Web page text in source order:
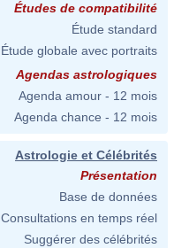
Études de compatibilité
Étude standard
Étude globale avec portraits
Agendas astrologiques
Agenda amour - 12 mois
Agenda chance - 12 mois
Astrologie et Célébrités
Présentation
Base de données
Consultations en temps réel
Suggérer des célébrités